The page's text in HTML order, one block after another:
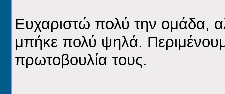
Ευχαριστώ πολύ την ομάδα,
μπήκε πολύ ψηλά.
πρωτοβουλία τους.